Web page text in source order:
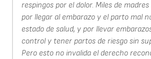
respingos por el dolor. Miles de
por llegar al embarazo y el parto mal
estado de salud, y por llevar
control y tener partos de riesgo sin
Pero esto no invalida el derecho